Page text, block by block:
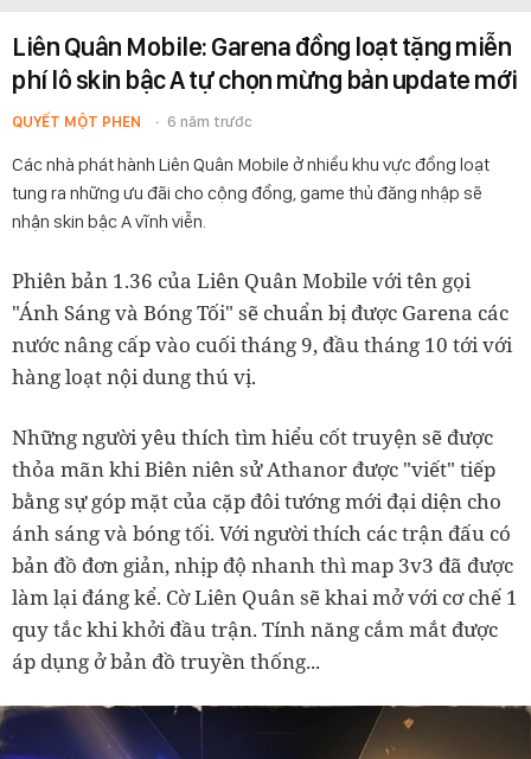
Liên Quân Mobile: Garena đồng loạt tặng miễn
phí lô skin bậc A tự chọn mừng bản update mới
QUYẾT MỘT PHEN 6 năm trước
Các nhà phát hành Liên Quân Mobile ở nhiều khu vực đồng loạt
tung ra những ưu đãi cho cộng đồng, game thủ đăng nhập sẽ
nhận skin bậc A vĩnh viễn.
Phiên bản 1.36 của Liên Quân Mobile với tên gọi
"Ánh Sáng và Bóng Tối" sẽ chuẩn bị được Garena các
nước nâng cấp vào cuối tháng 9, đầu tháng 10 tới với
hàng loạt nội dung thú vị.
Những người yêu thích tìm hiểu cốt truyện sẽ được
thỏa mãn khi Biên niên sử Athanor được "viết" tiếp
bằng sự góp mặt của cặp đôi tướng mới đại diện cho
ánh sáng và bóng tối. Với người thích các trận đấu có
bản đồ đơn giản, nhịp độ nhanh thì map 3v3 đã được
làm lại đáng kể. Cờ Liên Quân sẽ khai mở với cơ chế 1
quy tắc khi khởi đầu trận. Tính năng cắm mắt được
áp dụng ở bản đồ truyền thống...